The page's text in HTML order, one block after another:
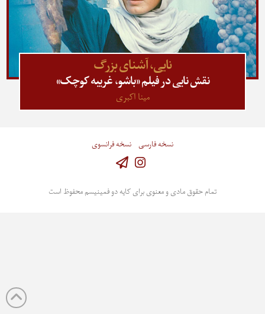
نایی، آشنای بزرگ
نقش نایی در فیلم «باشو، غریبه کوچک»
مینا اکبری
نسخه فارسی نسخه فرانسوی
تمام حقوق مادی و معنوی برای کایه دو فمینیسم محفوظ است